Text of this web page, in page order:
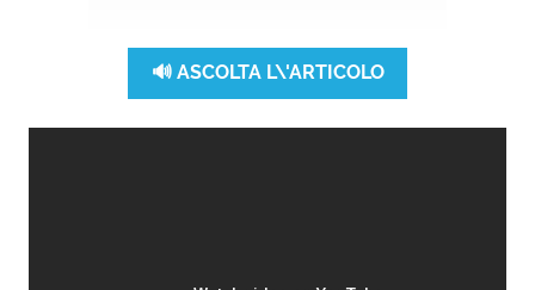
🔊 ASCOLTA L\'ARTICOLO